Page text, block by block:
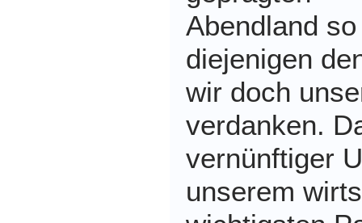
Abendland
diejenigen
wir doch
verdanken.
vernünftiger
unserem